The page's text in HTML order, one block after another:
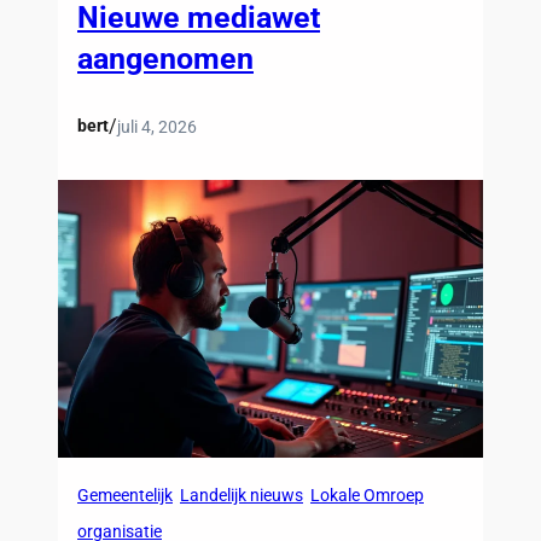
Nieuwe mediawet
aangenomen
bert/juli 4, 2026
Gemeentelijk Landelijk nieuws Lokale Omroep
organisatie